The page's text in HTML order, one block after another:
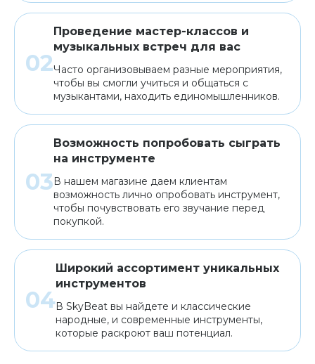
Проведение мастер-классов и
музыкальных встреч для вас
Часто организовываем разные мероприятия,
чтобы вы смогли учиться и общаться с
музыкантами, находить единомышленников.
Возможность попробовать сыграть
на инструменте
В нашем магазине даем клиентам
возможность лично опробовать инструмент,
чтобы почувствовать его звучание перед
покупкой.
Широкий ассортимент уникальных
инструментов
В SkyBeat вы найдете и классические
народные, и современные инструменты,
которые раскроют ваш потенциал.